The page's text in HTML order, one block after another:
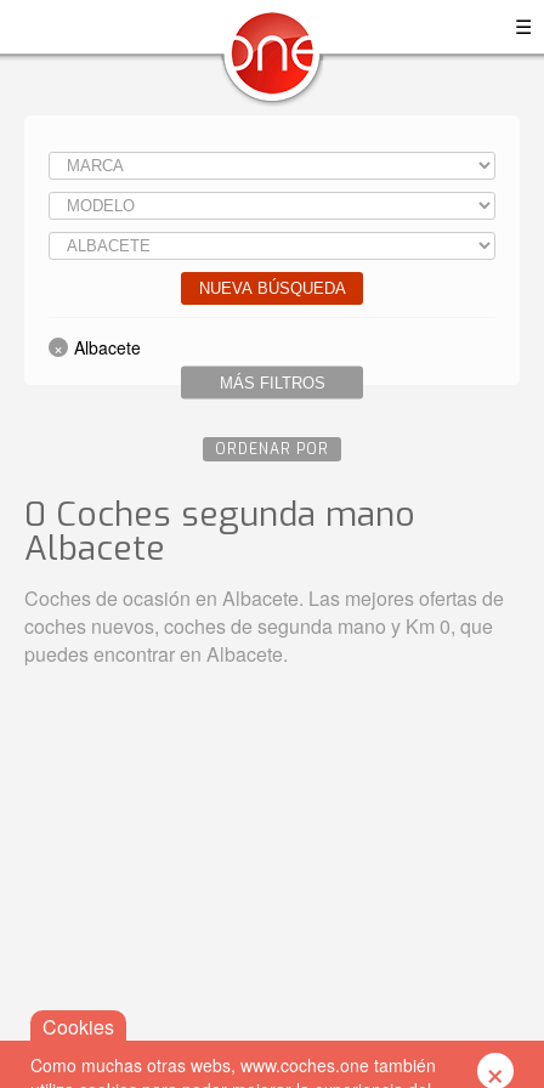
☰
NUEVA BÚSQUEDA
MÁS FILTROS
Albacete
ORDENAR POR
0 Coches segunda mano
Albacete
Coches de ocasión en Albacete. Las mejores ofertas de
coches nuevos, coches de segunda mano y Km 0, que
puedes encontrar en Albacete.
Como muchas otras webs, www.coches.one también
×